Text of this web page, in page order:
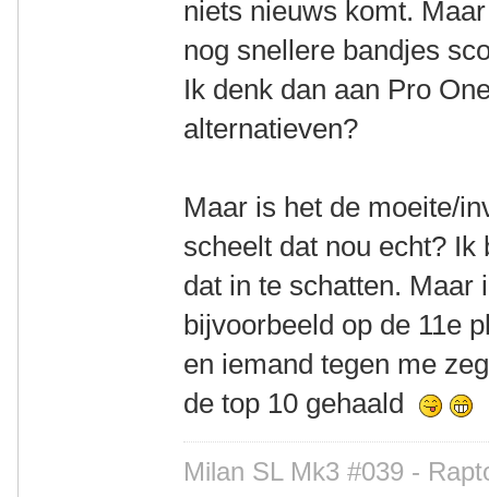
niets nieuws komt.
nog snellere bandjes
Ik denk dan aan Pro
alternatieven?
Maar is het de moeite/
scheelt dat nou echt?
dat in te schatten. Maar
bijvoorbeeld op de 11e
en iemand tegen me
de top 10 gehaald
Milan SL Mk3 #039 -